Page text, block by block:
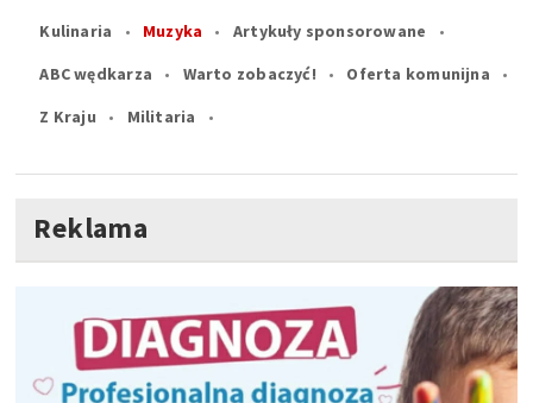
Kulinaria
Muzyka
Artykuły sponsorowane
ABC wędkarza
Warto zobaczyć!
Oferta komunijna
Z Kraju
Militaria
Reklama